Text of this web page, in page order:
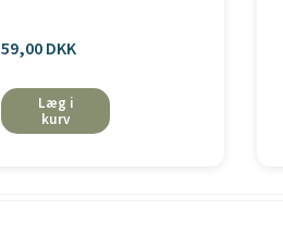
59,00 DKK
Læg i
kurv